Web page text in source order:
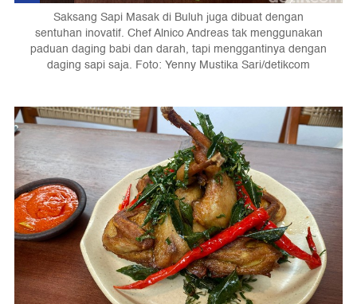
Saksang Sapi Masak di Buluh juga dibuat dengan
sentuhan inovatif. Chef Alnico Andreas tak menggunakan
paduan daging babi dan darah, tapi menggantinya dengan
daging sapi saja. Foto: Yenny Mustika Sari/detikcom